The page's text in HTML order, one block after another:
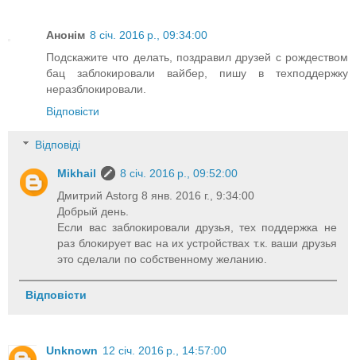
Анонім 8 січ. 2016 р., 09:34:00
Подскажите что делать, поздравил друзей с рождеством
бац заблокировали вайбер, пишу в техподдержку
неразблокировали.
Відповісти
Відповіді
Mikhail
8 січ. 2016 р., 09:52:00
Дмитрий Astorg 8 янв. 2016 г., 9:34:00
Добрый день.
Если вас заблокировали друзья, тех поддержка не
раз блокирует вас на их устройствах т.к. ваши друзья
это сделали по собственному желанию.
Відповісти
Unknown 12 січ. 2016 р., 14:57:00